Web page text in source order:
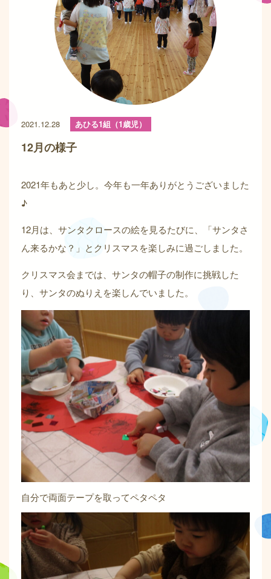
2021.12.28 あひる1組（1歳児）
12月の様子
2021年もあと少し。今年も一年ありがとうございました
♪
12月は、サンタクロースの絵を見るたびに、「サンタさ
ん来るかな？」とクリスマスを楽しみに過ごしました。
クリスマス会までは、サンタの帽子の制作に挑戦した
り、サンタのぬりえを楽しんでいました。
自分で両面テープを取ってペタペタ